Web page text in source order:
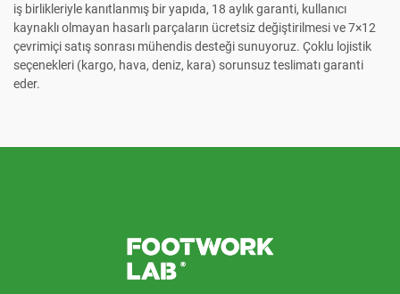
iş birlikleriyle kanıtlanmış bir yapıda, 18 aylık garanti, kullanıcı
kaynaklı olmayan hasarlı parçaların ücretsiz değiştirilmesi ve 7×12
çevrimiçi satış sonrası mühendis desteği sunuyoruz. Çoklu lojistik
seçenekleri (kargo, hava, deniz, kara) sorunsuz teslimatı garanti
eder.